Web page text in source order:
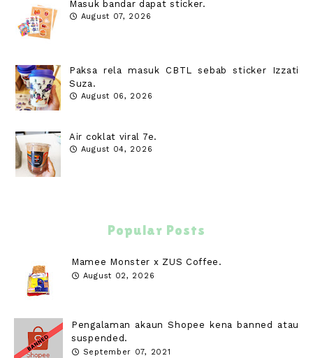
Masuk bandar dapat sticker.
August 07, 2026
Paksa rela masuk CBTL sebab sticker Izzati
Suza.
August 06, 2026
Air coklat viral 7e.
August 04, 2026
Popular Posts
Mamee Monster x ZUS Coffee.
August 02, 2026
Pengalaman akaun Shopee kena banned atau
suspended.
September 07, 2021